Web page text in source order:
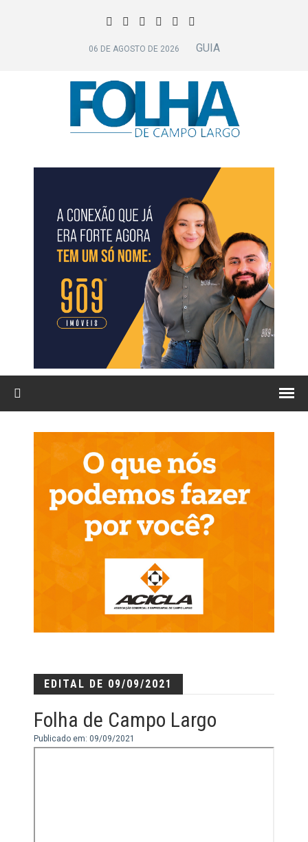
06 DE AGOSTO DE 2026 GUIA
EDITAL DE 09/09/2021
Folha de Campo Largo
Publicado em: 09/09/2021